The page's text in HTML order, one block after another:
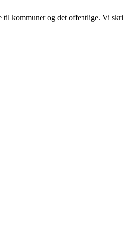
kommuner og det offentlige. Vi